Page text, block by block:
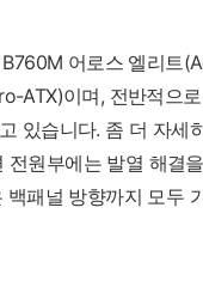
어로스 엘리트
ATX)이며, 전반적으
있습니다. 좀 더 자세
전원부에는 발열 해결
패널 방향까지 모두